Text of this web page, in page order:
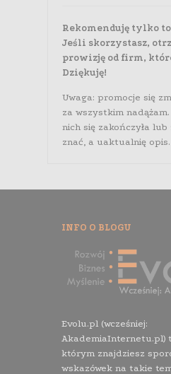
Rekomenduję tylko
Jeśli skorzystasz,
prowizję od firm,
Dziękuję!
Uwaga: promocje się
za wszystkim
nich się zakończyła lub
znać, a uaktualnię opis.
INFO O BLOGU
Evolu.pl (wcześniej:
AkademiaInternetu.pl)
którym znajdziesz
wskazówek na takie